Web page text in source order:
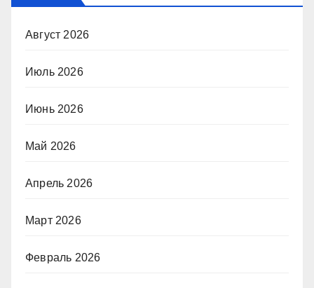
Август 2026
Июль 2026
Июнь 2026
Май 2026
Апрель 2026
Март 2026
Февраль 2026